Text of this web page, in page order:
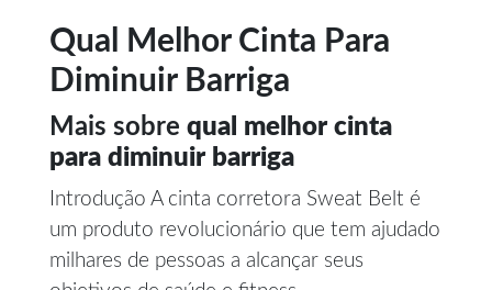
Qual Melhor Cinta Para
Diminuir Barriga
Mais sobre qual melhor cinta
para diminuir barriga
Introdução A cinta corretora Sweat Belt é
um produto revolucionário que tem ajudado
milhares de pessoas a alcançar seus